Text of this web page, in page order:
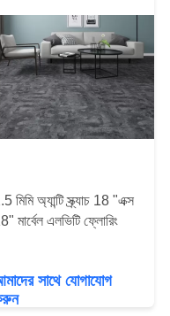
মিমি অ্যান্টি স্ক্র্যাচ 18 "এক্স
মার্বেল এলভিটি ফ্লোরিং
সাথে যোগাযোগ